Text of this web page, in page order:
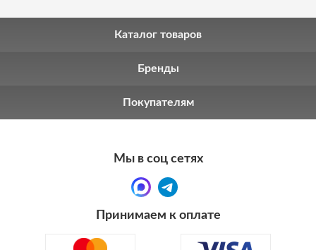
Каталог товаров
Бренды
Покупателям
Мы в соц сетях
Принимаем к оплате